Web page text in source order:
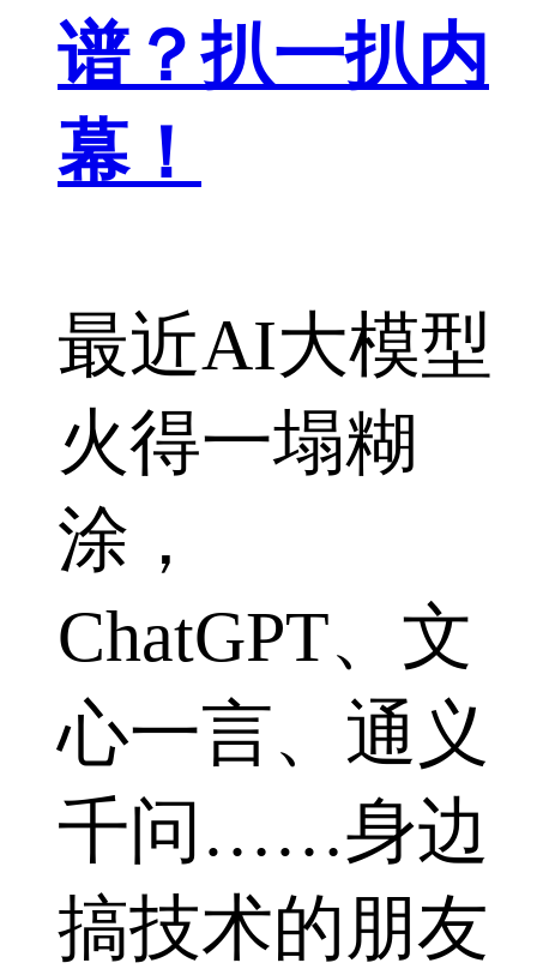
谱？扒一扒内
幕！
最近AI大模型
火得一塌糊
涂，
ChatGPT、文
心一言、通义
千问……身边
搞技术的朋友